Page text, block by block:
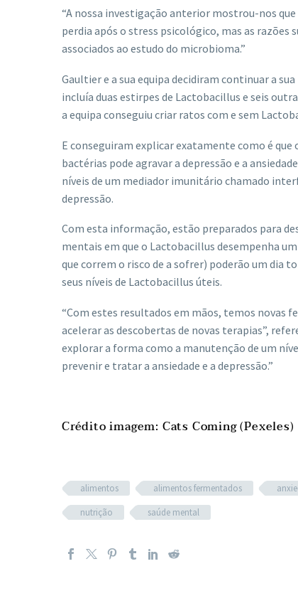
“A nossa investigação anterior mostrou-nos
perdia após o stress psicológico, mas as
associados ao estudo do microbioma.”
Gaultier e a sua equipa decidiram continuar a
incluía duas estirpes de Lactobacillus e seis
a equipa conseguiu criar ratos com e sem
E conseguiram explicar exatamente como é
bactérias pode agravar a depressão e a
níveis de um mediador imunitário chamado
depressão.
Com esta informação, estão preparados para
mentais em que o Lactobacillus desempenha
que correm o risco de a sofrer) poderão um
seus níveis de Lactobacillus úteis.
“Com estes resultados em mãos, temos novas
acelerar as descobertas de novas terapias”,
explorar a forma como a manutenção de um
prevenir e tratar a ansiedade e a depressão.”
Crédito imagem: Cats Coming (Pexeles)
alimentos alimentos fermentados
nutrição
saúde mental